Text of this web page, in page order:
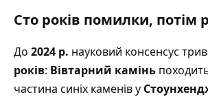
Сто років помилки, потім
До 2024 р. науковий консенсус
років: Вівтарний камінь
частина синіх каменів у